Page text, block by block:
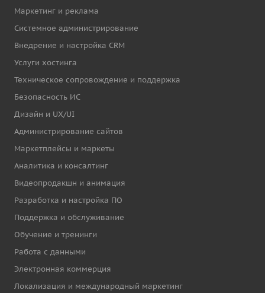
Маркетинг и реклама
Системное администрирование
Внедрение и настройка CRM
Услуги хостинга
Техническое сопровождение и поддержка
Безопасность ИС
Дизайн и UX/UI
Администрирование сайтов
Маркетплейсы и маркеты
Аналитика и консалтинг
Видеопродакшн и анимация
Разработка и настройка ПО
Поддержка и обслуживание
Обучение и тренинги
Работа с данными
Электронная коммерция
Локализация и международный маркетинг